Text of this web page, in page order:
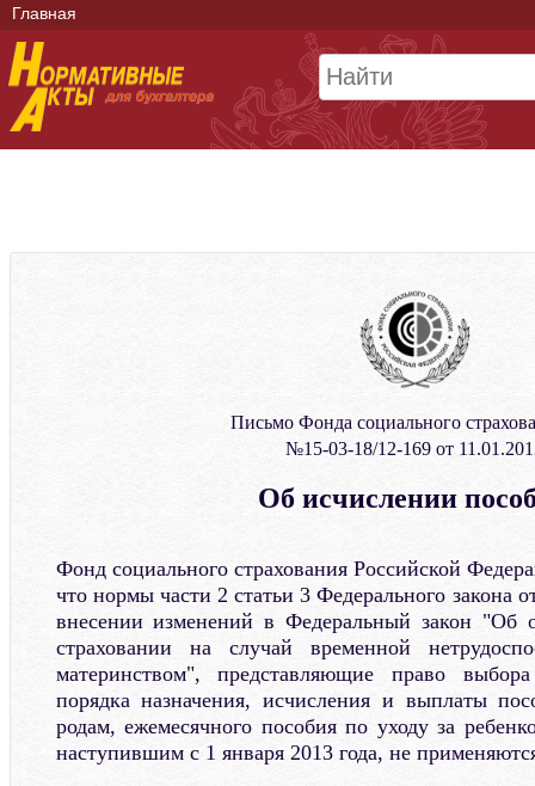
Главная
Письмо Фонда социального
№15-03-18/12-169 от
Об исчислении
Фонд социального страхования Российской
что нормы части 2 статьи 3 Федерального
внесении изменений в Федеральный закон "Об
страховании на случай временной
материнством", представляющие право
порядка назначения, исчисления и выплаты
родам, ежемесячного пособия по уходу за
наступившим с 1 января 2013 года, не